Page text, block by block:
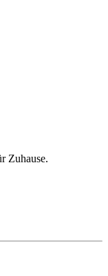
Zuhause.